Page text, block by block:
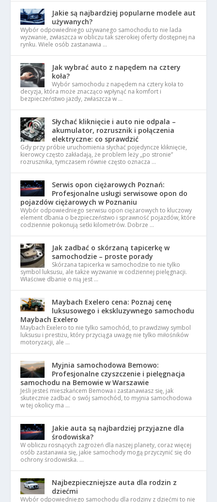
Jakie są najbardziej popularne modele aut
używanych?
Wybór odpowiedniego używanego samochodu to nie lada
wyzwanie, zwłaszcza w obliczu tak szerokiej oferty dostępnej na
rynku. Wiele osób zastanawia …
Jak wybrać auto z napędem na cztery
koła?
Wybór samochodu z napędem na cztery koła to
decyzja, która może znacząco wpłynąć na komfort i
bezpieczeństwo jazdy, zwłaszcza w …
Słychać kliknięcie i auto nie odpala –
akumulator, rozrusznik i połączenia
elektryczne: co sprawdzić
Gdy przy próbie uruchomienia słychać pojedyncze kliknięcie,
kierowcy często zakładają, że problem leży „po stronie”
rozrusznika, tymczasem równie często oznacza …
Serwis opon ciężarowych Poznań:
Profesjonalne usługi serwisowe opon do
pojazdów ciężarowych w Poznaniu
Wybór odpowiedniego serwisu opon ciężarowych to kluczowy
element dbania o bezpieczeństwo i sprawność pojazdów, które
codziennie pokonują setki kilometrów. Dobrze …
Jak zadbać o skórzaną tapicerkę w
samochodzie – proste porady
Skórzana tapicerka w samochodzie to nie tylko
symbol luksusu, ale także wyzwanie w codziennej pielęgnacji.
Właściwe dbanie o nią jest …
Maybach Exelero cena: Poznaj cenę
luksusowego i ekskluzywnego samochodu
Maybach Exelero
Maybach Exelero to nie tylko samochód, to prawdziwy symbol
luksusu i prestiżu, który przyciąga uwagę nie tylko miłośników
motoryzacji, ale …
Myjnia samochodowa Bemowo:
Profesjonalne czyszczenie i pielęgnacja
samochodu na Bemowie w Warszawie
Jeśli jesteś mieszkańcem Bemowa i zastanawiasz się, jak
skutecznie zadbać o swój samochód, to myjnia samochodowa
w tej okolicy ma …
Jakie auta są najbardziej przyjazne dla
środowiska?
W obliczu rosnących zagrożeń dla naszej planety, coraz więcej
osób zastanawia się, jakie samochody mogą przyczynić się do
ochrony środowiska. …
Najbezpieczniejsze auta dla rodzin z
dziećmi
Wybór odpowiedniego samochodu dla rodziny z dziećmi to nie